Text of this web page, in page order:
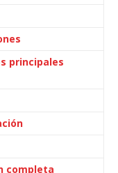
principales
completa